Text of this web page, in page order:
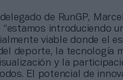
de RunGP,
“estamos introduciendo
viable donde el
deporte, la tecnología
y la
El potencial de